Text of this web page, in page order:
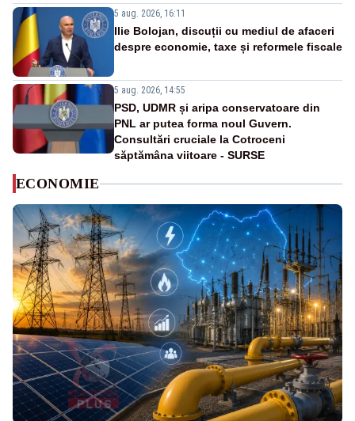
5 aug. 2026, 16:11
Ilie Bolojan, discuții cu mediul de afaceri
despre economie, taxe și reformele fiscale
5 aug. 2026, 14:55
PSD, UDMR și aripa conservatoare din
PNL ar putea forma noul Guvern.
Consultări cruciale la Cotroceni
săptămâna viitoare - SURSE
ECONOMIE